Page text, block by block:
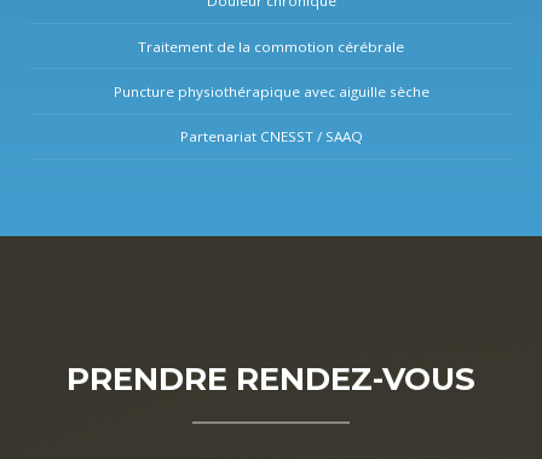
Traitement de la commotion cérébrale
Puncture physiothérapique avec aiguille sèche
Partenariat CNESST / SAAQ
PRENDRE RENDEZ-VOUS